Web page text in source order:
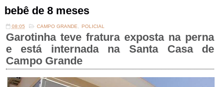
bebê de 8 meses
08:05 CAMPO GRANDE POLICIAL
Garotinha teve fratura exposta na perna
e está internada na Santa Casa de
Campo Grande